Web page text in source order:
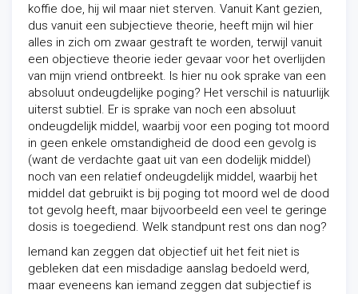
koffie doe, hij wil maar niet sterven. Vanuit Kant gezien,
dus vanuit een subjectieve theorie, heeft mijn wil hier
alles in zich om zwaar gestraft te worden, terwijl vanuit
een objectieve theorie ieder gevaar voor het overlijden
van mijn vriend ontbreekt. Is hier nu ook sprake van een
absoluut ondeugdelijke poging? Het verschil is natuurlijk
uiterst subtiel. Er is sprake van noch een absoluut
ondeugdelijk middel, waarbij voor een poging tot moord
in geen enkele omstandigheid de dood een gevolg is
(want de verdachte gaat uit van een dodelijk middel)
noch van een relatief ondeugdelijk middel, waarbij het
middel dat gebruikt is bij poging tot moord wel de dood
tot gevolg heeft, maar bijvoorbeeld een veel te geringe
dosis is toegediend. Welk standpunt rest ons dan nog?
Iemand kan zeggen dat objectief uit het feit niet is
gebleken dat een misdadige aanslag bedoeld werd,
maar eveneens kan iemand zeggen dat subjectief is